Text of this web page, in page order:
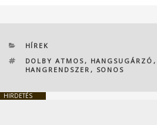
KATEGÓRIÁK
HÍREK
CÍMKÉK
DOLBY ATMOS , HANGSUGÁRZÓ ,
HANGRENDSZER , SONOS
HIRDETÉS